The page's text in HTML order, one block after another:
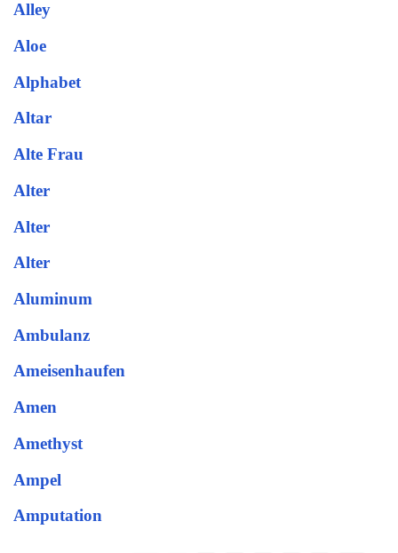
Alley
Aloe
Alphabet
Altar
Alte Frau
Alter
Alter
Alter
Aluminum
Ambulanz
Ameisenhaufen
Amen
Amethyst
Ampel
Amputation